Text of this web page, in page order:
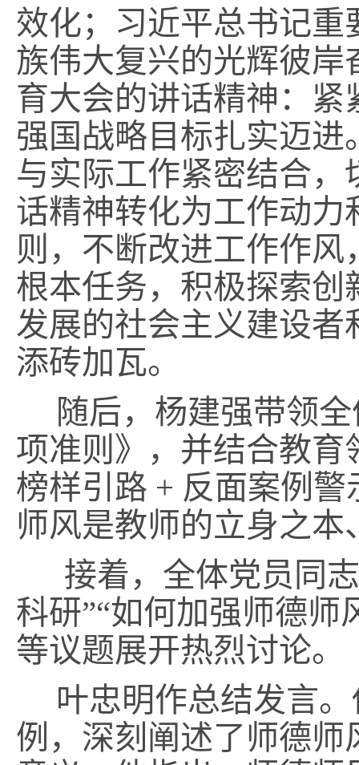
效化；习近平总书记
族伟大复兴的光辉彼
育大会的讲话精神：
强国战略目标扎实迈
与实际工作紧密结合
话精神转化为工作动
则，不断改进工作作
根本任务，积极探索
发展的社会主义建设
添砖加瓦。
随后，杨建强带领
项准则》，并结合教育
榜样引路 + 反面案例
师风是教师的立身之本
接着，全体党员同
科研”“如何加强师德师
等议题展开热烈讨论。
叶忠明作总结发言
例，深刻阐述了师德